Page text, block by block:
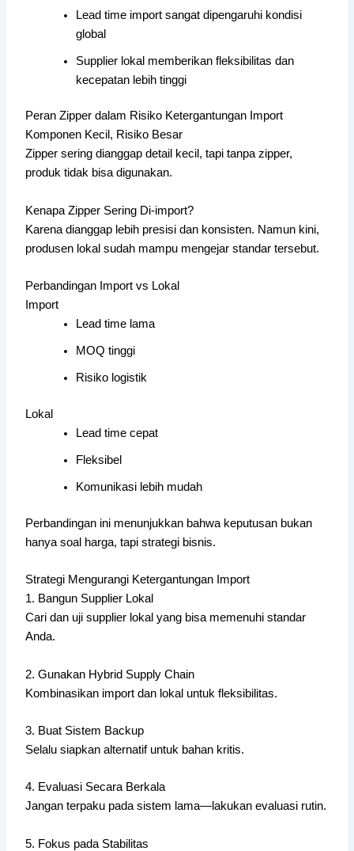
Lead time import sangat dipengaruhi kondisi
global
Supplier lokal memberikan fleksibilitas dan
kecepatan lebih tinggi
Peran Zipper dalam Risiko Ketergantungan Import
Komponen Kecil, Risiko Besar
Zipper sering dianggap detail kecil, tapi tanpa zipper,
produk tidak bisa digunakan.
Kenapa Zipper Sering Di-import?
Karena dianggap lebih presisi dan konsisten. Namun kini,
produsen lokal sudah mampu mengejar standar tersebut.
Perbandingan Import vs Lokal
Import
Lead time lama
MOQ tinggi
Risiko logistik
Lokal
Lead time cepat
Fleksibel
Komunikasi lebih mudah
Perbandingan ini menunjukkan bahwa keputusan bukan
hanya soal harga, tapi strategi bisnis.
Strategi Mengurangi Ketergantungan Import
1. Bangun Supplier Lokal
Cari dan uji supplier lokal yang bisa memenuhi standar
Anda.
2. Gunakan Hybrid Supply Chain
Kombinasikan import dan lokal untuk fleksibilitas.
3. Buat Sistem Backup
Selalu siapkan alternatif untuk bahan kritis.
4. Evaluasi Secara Berkala
Jangan terpaku pada sistem lama—lakukan evaluasi rutin.
5. Fokus pada Stabilitas